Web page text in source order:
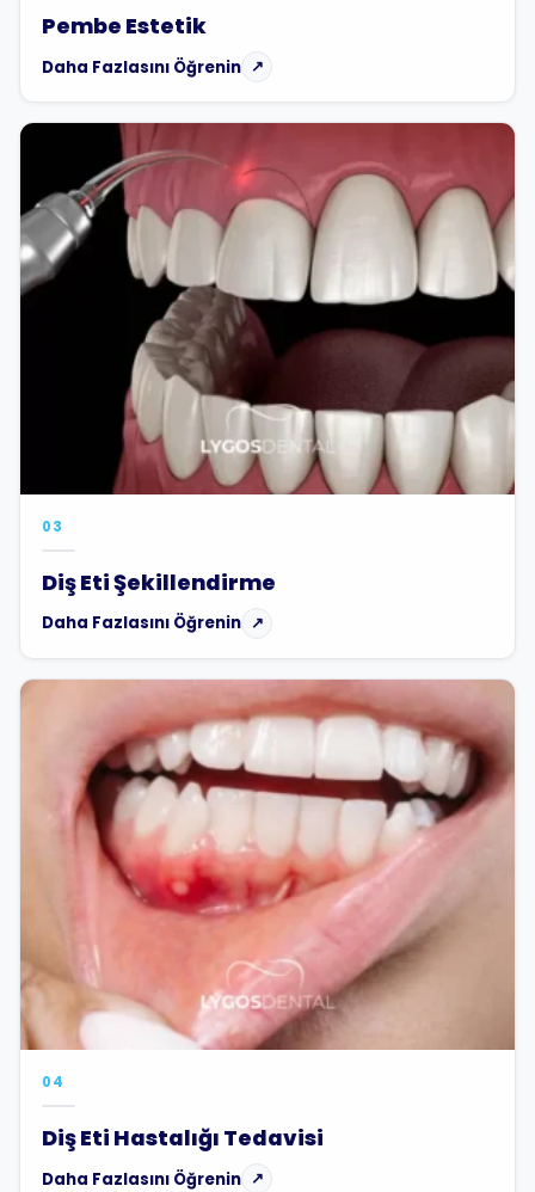
Pembe Estetik
Daha Fazlasını Öğrenin ↗
03
Diş Eti Şekillendirme
Daha Fazlasını Öğrenin ↗
04
Diş Eti Hastalığı Tedavisi
Daha Fazlasını Öğrenin ↗